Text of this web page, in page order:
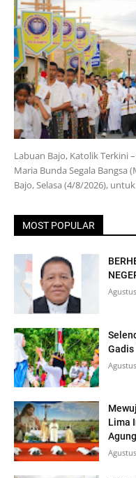
Labuan Bajo, Katolik Terkini
Maria Bunda Segala Bangsa
Bajo, Selasa (4/8/2026),
MOST POPULAR
Lima